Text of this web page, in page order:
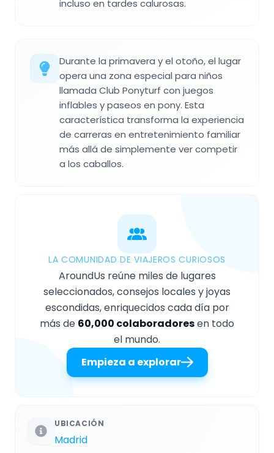
incluso en tardes calurosas.
Durante la primavera y el otoño, el lugar
opera una zona especial para niños
llamada Club Ponyturf con juegos
inflables y paseos en pony. Esta
característica transforma la experiencia
de carreras en entretenimiento familiar
más allá de simplemente ver competir
a los caballos.
LA COMUNIDAD DE VIAJEROS CURIOSOS
AroundUs reúne miles de lugares
seleccionados, consejos locales y joyas
escondidas, enriquecidos cada día por
más de 60,000 colaboradoresen todo
el mundo.
Empieza a explorar
UBICACIÓN
Madrid